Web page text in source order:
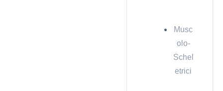
Musc
olo-
Schel
etrici